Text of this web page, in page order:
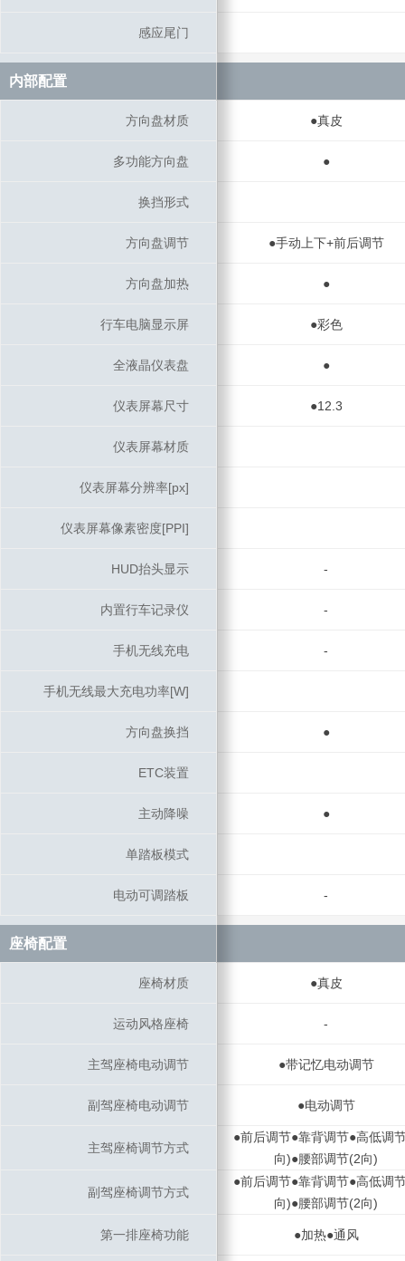
感应尾门
内部配置
方向盘材质 ●真皮
多功能方向盘 ●
换挡形式
方向盘调节 ●手动上下+前后调节
方向盘加热 ●
行车电脑显示屏 ●彩色
全液晶仪表盘 ●
仪表屏幕尺寸 ●12.3
仪表屏幕材质
仪表屏幕分辨率[px]
仪表屏幕像素密度[PPI]
HUD抬头显示 -
内置行车记录仪 -
手机无线充电 -
手机无线最大充电功率[W]
方向盘换挡 ●
ETC装置
主动降噪 ●
单踏板模式
电动可调踏板 -
座椅配置
座椅材质 ●真皮
运动风格座椅 -
主驾座椅电动调节 ●带记忆电动调节
副驾座椅电动调节 ●电动调节
主驾座椅调节方式
●前后调节●靠背调节●高低调
向)●腰部调节(2向)
副驾座椅调节方式
●前后调节●靠背调节●高低调
向)●腰部调节(2向)
第一排座椅功能 ●加热●通风
感应尾门
内部配置
方向盘材质
多功能方向盘
换挡形式
方向盘调节
方向盘加热
行车电脑显示屏
全液晶仪表盘
仪表屏幕尺寸
仪表屏幕材质
仪表屏幕分辨率[px]
仪表屏幕像素密度[PPI]
HUD抬头显示
内置行车记录仪
手机无线充电
手机无线最大充电功率[W]
方向盘换挡
ETC装置
主动降噪
单踏板模式
电动可调踏板
座椅配置
座椅材质
运动风格座椅
主驾座椅电动调节
副驾座椅电动调节
主驾座椅调节方式
副驾座椅调节方式
第一排座椅功能